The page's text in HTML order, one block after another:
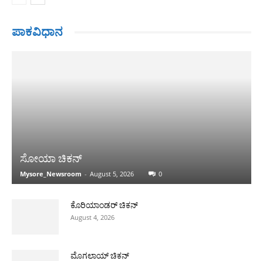
ಪಾಕವಿಧಾನ
ಸೋಯಾ ಚಿಕನ್
Mysore_Newsroom - August 5, 2026 0
ಕೊರಿಯಾಂಡರ್ ಚಿಕನ್
August 4, 2026
ಮೊಗಲಾಯ್ ಚಿಕನ್